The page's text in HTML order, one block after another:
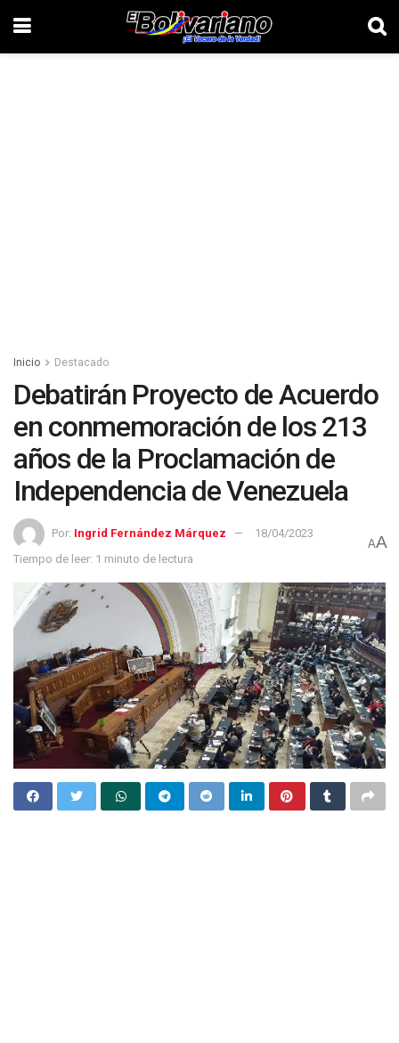
Inicio Destacado
Debatirán Proyecto de Acuerdo
en conmemoración de los 213
años de la Proclamación de
Independencia de Venezuela
Por: Ingrid Fernández Márquez
18/04/2023
Tiempo de leer: 1 minuto de lectura
AA